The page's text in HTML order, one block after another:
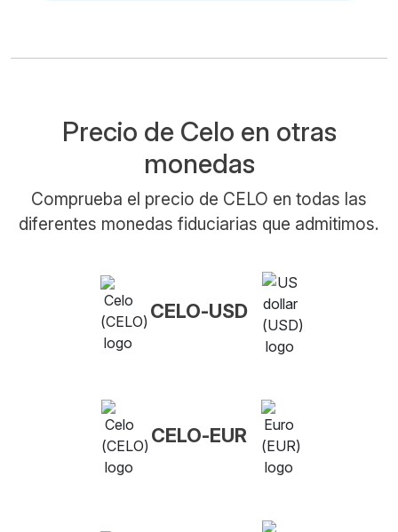
Precio de Celo en otras
monedas
Comprueba el precio de CELO en todas las
diferentes monedas fiduciarias que admitimos.
CELO-USD
CELO-EUR